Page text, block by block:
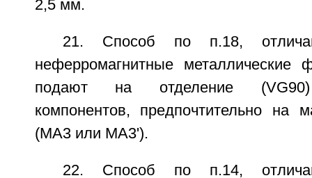
2,5 мм.
21. Способ по п.18,
неферромагнитные металлические
подают на отделение (VG90)
компонентов, предпочтительно на
(МА3 или МА3').
22. Способ по п.14,